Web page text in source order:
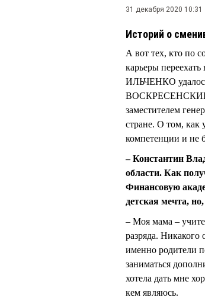
31 декабря 2020 10:31
Историй о
А вот тех, кто по
карьеры
ИЛЬЧЕНКО удалось
ВОСКРЕСЕНСКИЙ,
заместителем
стране. О том, как
компетенции и не
– Константин
области. Как
Финансовую
детская мечта,
– Моя мама –
разряда.
именно родители
заниматься
хотела дать мне
кем являюсь.